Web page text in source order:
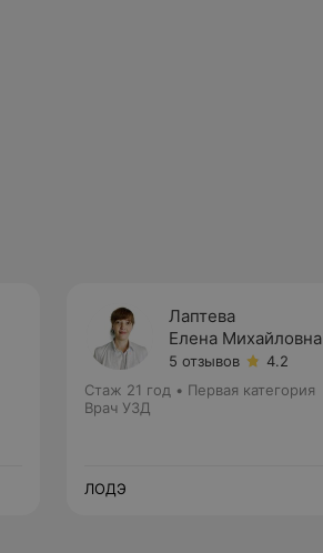
Лаптева
Елена Михайловна
5 отзывов
4.2
Стаж 21 год • Первая категория
Врач УЗД
ЛОДЭ